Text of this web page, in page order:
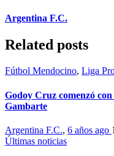
Argentina F.C.
Related posts
Fútbol Mendocino, Liga
Godoy Cruz comenzó
Gambarte
Argentina F.C., 6 años ago
Últimas noticias